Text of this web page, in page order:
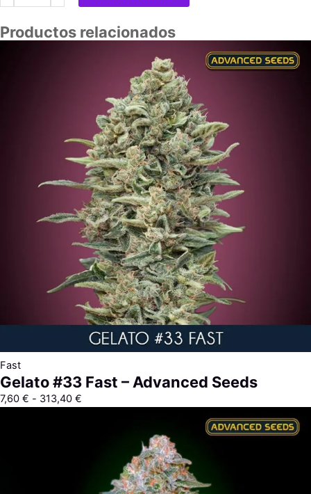
91,60 €
Productos relacionados
Fast
Gelato #33 Fast – Advanced Seeds
7,60 € - 313,40 €
desde
7,60 €
hasta
313,40 €